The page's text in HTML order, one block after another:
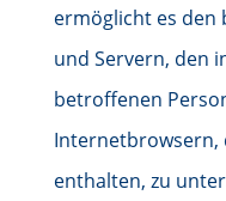
ermöglicht es den
und Servern, den
betroffenen
Internetbrowsern,
enthalten, zu